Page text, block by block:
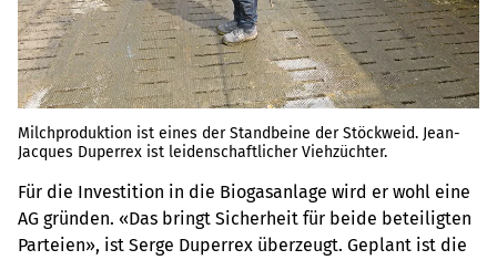
Milchproduktion ist eines der Standbeine der Stöckweid. Jean-
Jacques Duperrex ist leidenschaftlicher Viehzüchter.
Für die Investition in die Biogasanlage wird er wohl eine
AG gründen. «Das bringt Sicherheit für beide beteiligten
Parteien», ist Serge Duperrex überzeugt. Geplant ist die